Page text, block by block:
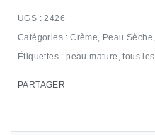
2426
Catégories :Crème, Peau Sèche,
Étiquettes :peau mature ,tous
PARTAGER